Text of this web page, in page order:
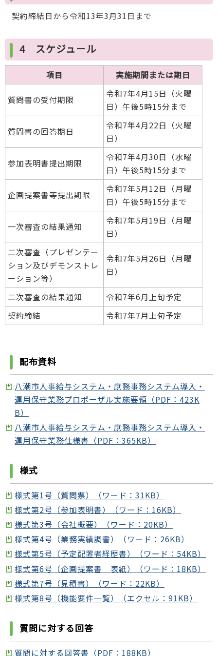
契約締結日から令和13年3月31日まで
4 スケジュール
項目 実施期間または期日
質問書の受付期限
令和7年4月15日（火曜
日）午後5時15分まで
質問書の回答期日
令和7年4月22日（火曜
日）
参加表明書提出期限
令和7年4月30日（水曜
日）午後5時15分まで
企画提案書等提出期限
令和7年5月12日（月曜
日）午後5時15分まで
一次審査の結果通知
令和7年5月19日（月曜
日）
二次審査（プレゼンテー
ション及びデモンストレ
ーション等）
令和7年5月26日（月曜
日）
二次審査の結果通知
令和7年6月上旬予定
契約締結
令和7年7月上旬予定
配布資料
八潮市人事給与システム・庶務事務システム導入・
運用保守業務プロポーザル実施要領（PDF：423K
B）
八潮市人事給与システム・庶務事務システム導入・
運用保守業務仕様書（PDF：365KB）
様式
様式第1号（質問票）（ワード：31KB）
様式第2号（参加表明書）（ワード：16KB）
様式第3号（会社概要）（ワード：20KB）
様式第4号（業務実績調書）（ワード：26KB）
様式第5号（予定配置者経歴書）（ワード：54KB）
様式第6号（企画提案書 表紙）（ワード：18KB）
様式第7号（見積書）（ワード：22KB）
様式第8号（機能要件一覧）（エクセル：91KB）
質問に対する回答
質問に対する回答書（PDF：188KB）